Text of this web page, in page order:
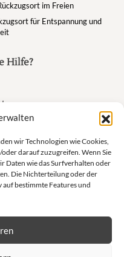
wir Technologien wie Cookies,
darauf zuzugreifen. Wenn Sie
Daten wie das Surfverhalten oder
Die Nichterteilung oder der
bestimmte Features und
Hilfe?
im Freien
für Entspannung und
und unseren